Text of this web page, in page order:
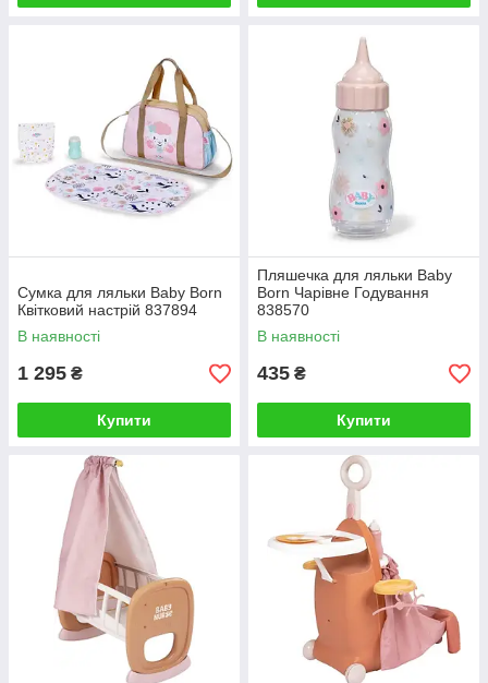
Сумка для ляльки Baby Born
Квітковий настрій 837894
В наявності
1 295 ₴
Купити
Пляшечка для ляльки Baby
Born Чарівне Годування
838570
В наявності
435 ₴
Купити